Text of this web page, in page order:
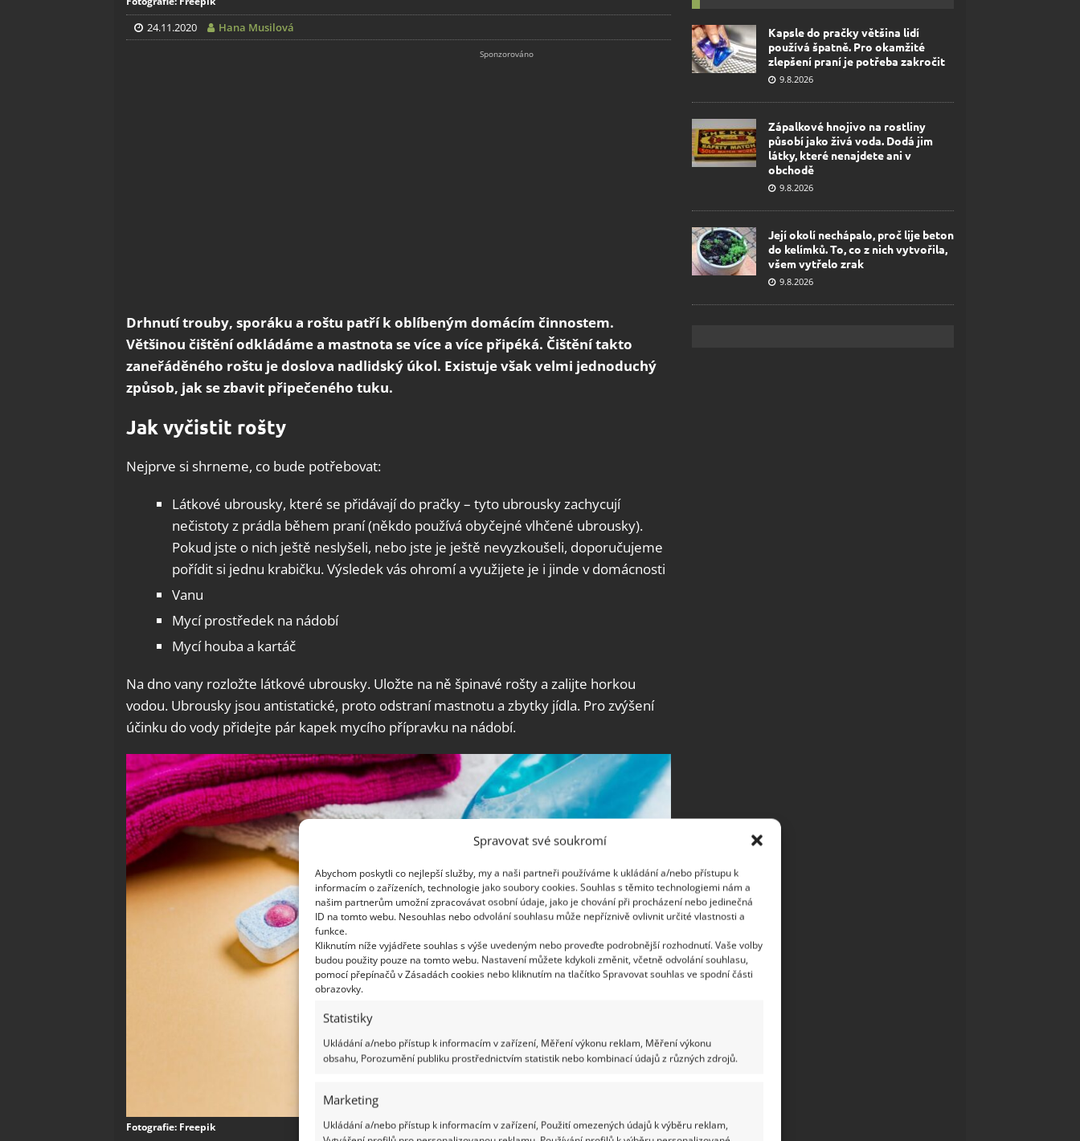
Spravovat své soukromí
Abychom poskytli co nejlepší služby, my a naši partneři používáme k ukládání a/nebo přístupu k
informacím o zařízeních, technologie jako soubory cookies. Souhlas s těmito technologiemi nám a
našim partnerům umožní zpracovávat osobní údaje, jako je chování při procházení nebo jedinečná
ID na tomto webu. Nesouhlas nebo odvolání souhlasu může nepříznivě ovlivnit určité vlastnosti a
funkce.
Kliknutím níže vyjádřete souhlas s výše uvedeným nebo proveďte podrobnější rozhodnutí. Vaše volby
budou použity pouze na tomto webu. Nastavení můžete kdykoli změnit, včetně odvolání souhlasu,
pomocí přepínačů v Zásadách cookies nebo kliknutím na tlačítko Spravovat souhlas ve spodní části
obrazovky.
Statistiky
Ukládání a/nebo přístup k informacím v zařízení, Měření výkonu reklam, Měření výkonu
obsahu, Porozumění publiku prostřednictvím statistik nebo kombinací údajů z různých zdrojů.
Marketing
Ukládání a/nebo přístup k informacím v zařízení, Použití omezených údajů k výběru reklam,
24.11.2020 Hana Musilová
Drhnutí trouby, sporáku a roštu patří k oblíbeným domácím činnostem.
Většinou čištění odkládáme a mastnota se více a více připéká. Čištění takto
zaneřáděného roštu je doslova nadlidský úkol. Existuje však velmi jednoduchý
způsob, jak se zbavit připečeného tuku.
Jak vyčistit rošty
Nejprve si shrneme, co bude potřebovat:
Látkové ubrousky, které se přidávají do pračky – tyto ubrousky zachycují
nečistoty z prádla během praní (někdo používá obyčejné vlhčené ubrousky).
Pokud jste o nich ještě neslyšeli, nebo jste je ještě nevyzkoušeli, doporučujeme
pořídit si jednu krabičku. Výsledek vás ohromí a využijete je i jinde v domácnosti
Vanu
Mycí prostředek na nádobí
Mycí houba a kartáč
Na dno vany rozložte látkové ubrousky. Uložte na ně špinavé rošty a zalijte horkou
vodou. Ubrousky jsou antistatické, proto odstraní mastnotu a zbytky jídla. Pro zvýšení
účinku do vody přidejte pár kapek mycího přípravku na nádobí.
Fotografie: Freepik
Kapsle do pračky většina lidí
používá špatně. Pro okamžité
zlepšení praní je potřeba zakročit
9.8.2026
Zápalkové hnojivo na rostliny
působí jako živá voda. Dodá jim
látky, které nenajdete ani v
obchodě
9.8.2026
Její okolí nechápalo, proč lije beton
do kelímků. To, co z nich vytvořila,
všem vytřelo zrak
9.8.2026